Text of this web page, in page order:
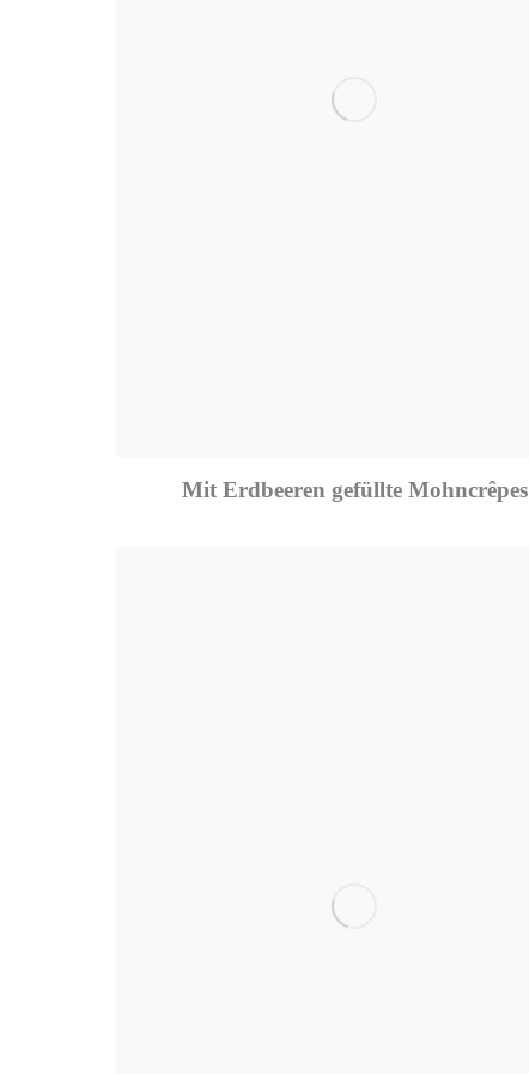
Mit Erdbeeren gefüllte Mohncrêpes